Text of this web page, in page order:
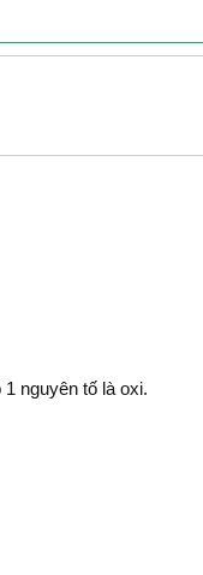
nguyên tố là oxi.